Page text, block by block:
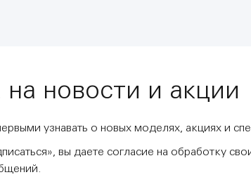
новости и акции
узнавать о новых моделях, акциях и
вы даете согласие на обработку